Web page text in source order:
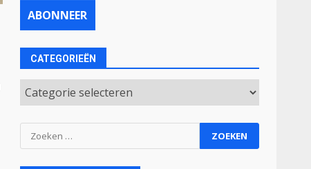
CATEGORIEËN
Categorieën
Zoeken
naar: